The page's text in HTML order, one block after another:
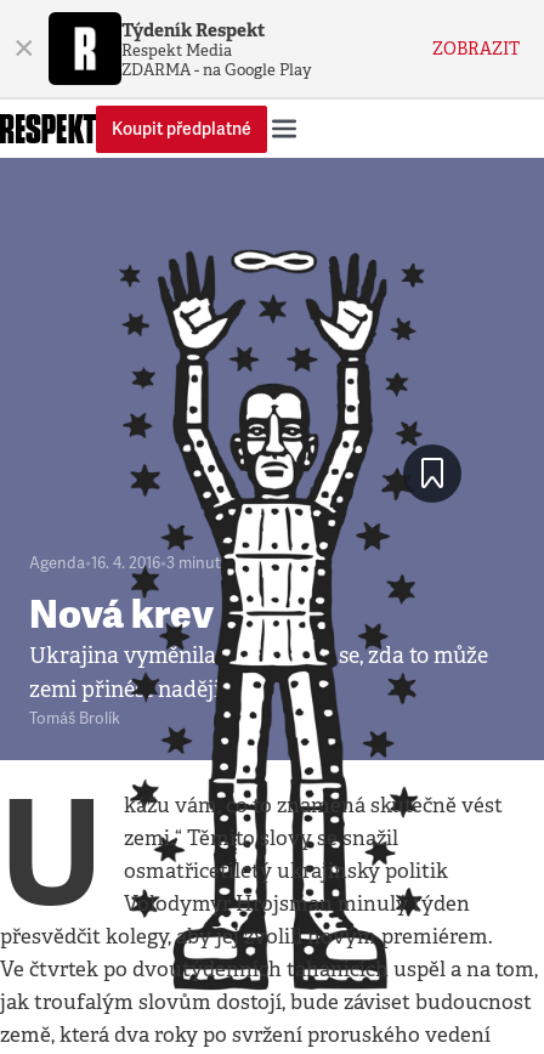
× Týdeník Respekt
Respekt Media
ZDARMA - na Google Play
ZOBRAZIT
Koupit předplatné
Agenda•16. 4. 2016•3 minuty
Nová krev
Ukrajina vyměnila vládu a ptá se, zda to může
zemi přinést naději
Tomáš Brolík
U
kážu vám, co to znamená skutečně vést
zemi.“ Těmito slovy se snažil
osmatřicetiletý ukrajinský politik
Volodymyr Hrojsman minulý týden
přesvědčit kolegy, aby jej zvolili novým premiérem.
Ve čtvrtek po dvoutýdenních tahanicích uspěl a na tom,
jak troufalým slovům dostojí, bude záviset budoucnost
země, která dva roky po svržení proruského vedení